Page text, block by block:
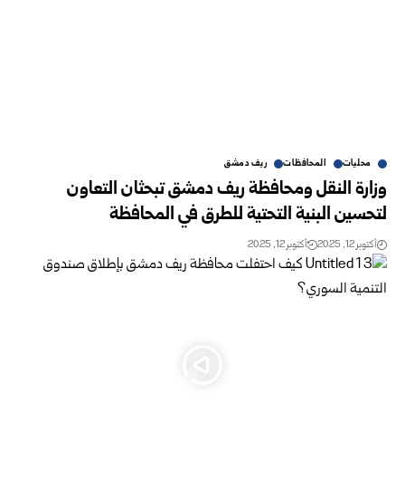
محليات المحافظات ريف دمشق
وزارة النقل ومحافظة ريف دمشق تبحثان التعاون
لتحسين البنية التحتية للطرق في المحافظة
أكتوبر 12, 2025 أكتوبر 12, 2025